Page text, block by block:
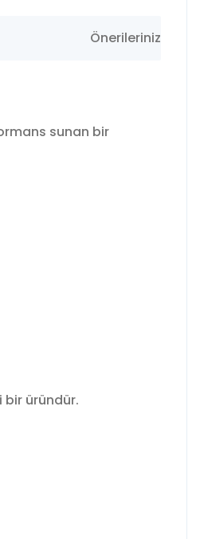
Önerileriniz
sunan bir
bir üründür.